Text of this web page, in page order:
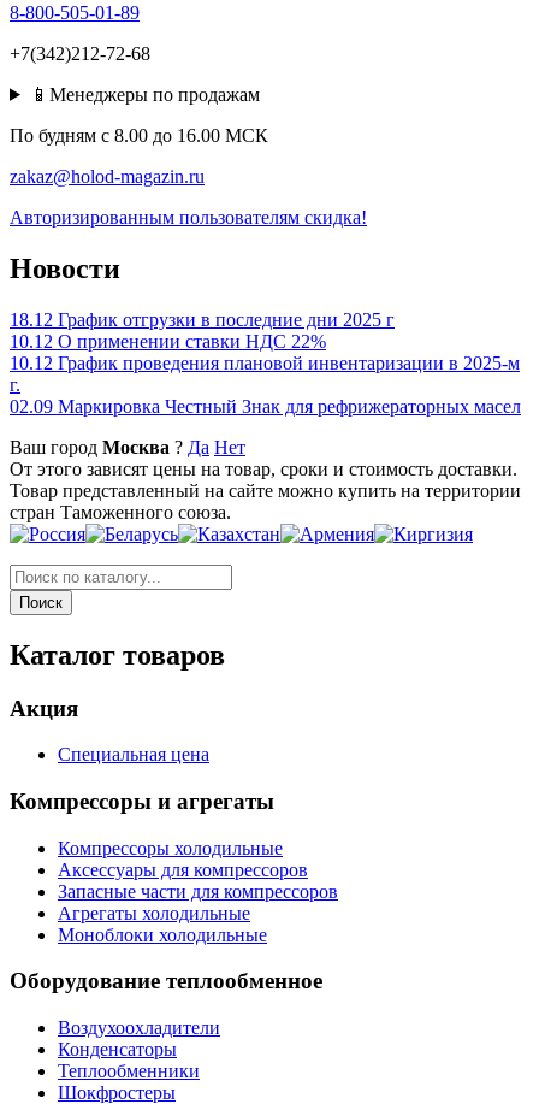
8-800-505-01-89
+7(342)212-72-68
📱Менеджеры по продажам
По будням c 8.00 до 16.00 МСК
zakaz@holod-magazin.ru
Авторизированным пользователям скидка!
Новости
18.12 График отгрузки в последние дни 2025 г
10.12 О применении ставки НДС 22%
10.12 График проведения плановой инвентаризации в 2025-м
г.
02.09 Маркировка Честный Знак для рефрижераторных масел
Ваш город Москва ? Да Нет
От этого зависят цены на товар, сроки и стоимость доставки.
Товар представленный на сайте можно купить на территории
стран Таможенного союза.
Каталог товаров
Акция
Специальная цена
Компрессоры и агрегаты
Компрессоры холодильные
Аксессуары для компрессоров
Запасные части для компрессоров
Агрегаты холодильные
Моноблоки холодильные
Оборудование теплообменное
Воздухоохладители
Конденсаторы
Теплообменники
Шокфростеры